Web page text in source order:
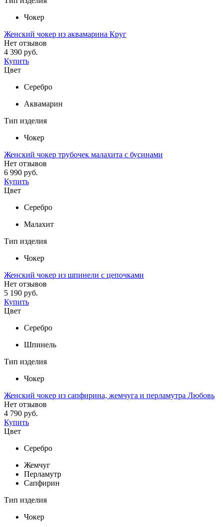
Чокер
Женский чокер из аквамарина Круг
Нет отзывов
4 390 руб.
Купить
Цвет
Серебро
Аквамарин
Тип изделия
Чокер
Женский чокер трубочек малахита с бусинами
Нет отзывов
6 990 руб.
Купить
Цвет
Серебро
Малахит
Тип изделия
Чокер
Женский чокер из шпинели с цепочками
Нет отзывов
5 190 руб.
Купить
Цвет
Серебро
Шпинель
Тип изделия
Чокер
Женский чокер из сапфирина, жемчуга и перламутра Любовь
Нет отзывов
4 790 руб.
Купить
Цвет
Серебро
Жемчуг
Перламутр
Сапфирин
Тип изделия
Чокер